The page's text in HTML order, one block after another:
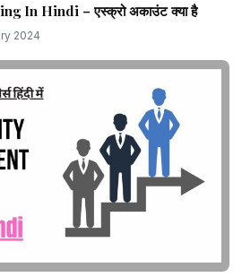
In Hindi – एस्क्रो अकाउंट क्या है
2024